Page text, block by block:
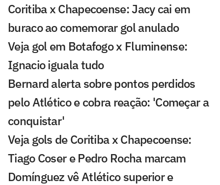
Coritiba x Chapecoense: Jacy cai em
buraco ao comemorar gol anulado
Veja gol em Botafogo x Fluminense:
Ignacio iguala tudo
Bernard alerta sobre pontos perdidos
pelo Atlético e cobra reação: 'Começar a
conquistar'
Veja gols de Coritiba x Chapecoense:
Tiago Coser e Pedro Rocha marcam
Domínguez vê Atlético superior e